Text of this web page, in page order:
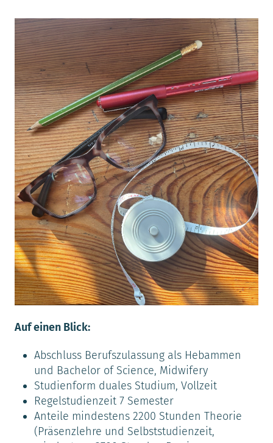
Auf einen Blick:
Abschluss Berufszulassung als Hebammen
und Bachelor of Science, Midwifery
Studienform duales Studium, Vollzeit
Regelstudienzeit 7 Semester
Anteile mindestens 2200 Stunden Theorie
(Präsenzlehre und Selbststudienzeit,